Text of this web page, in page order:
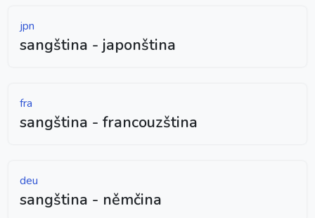
jpn
sangština - japonština
fra
sangština - francouzština
deu
sangština - němčina